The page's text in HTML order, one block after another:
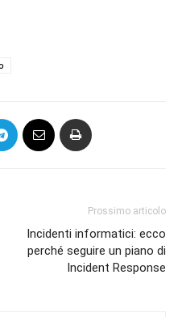
Prossimo articolo
Incidenti informatici: ecco
perché seguire un piano di
Incident Response